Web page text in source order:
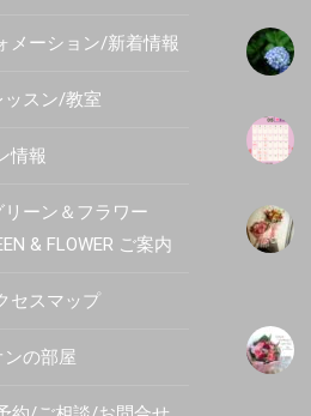
メーション/新着情報
ッスン/教室
情報
ーン＆フラワー
& FLOWER ご案内
セスマップ
の部屋